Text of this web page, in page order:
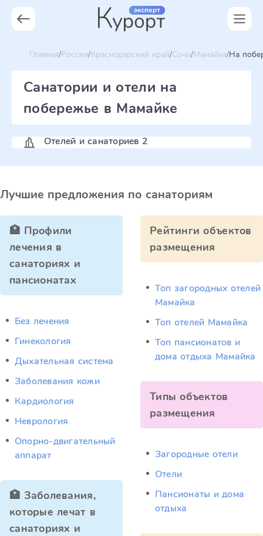
Главная Россия Краснодарский край Сочи Мамайка На
Санатории и отели на
побережье в Мамайке
Отелей и санаториев 2
Лучшие предложения по санаториям
🏥 Профили
лечения в
санаториях и
пансионатах
Без лечения
Гинекология
Дыхательная система
Заболевания кожи
Кардиология
Неврология
Опорно-двигательный
аппарат
🏥 Заболевания,
которые лечат в
санаториях и
Рейтинги объектов
размещения
Топ загородных отелей
Мамайка
Топ отелей Мамайка
Топ пансионатов и
дома отдыха Мамайка
Типы объектов
размещения
Загородные отели
Отели
Пансионаты и дома
отдыха